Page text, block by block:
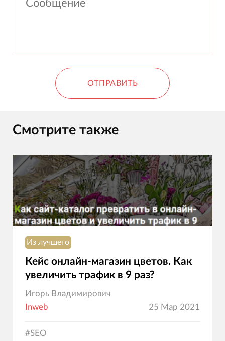
ОТПРАВИТЬ
Смотрите также
Из лучшего
Кейс онлайн-магазин цветов. Как
увеличить трафик в 9 раз?
Игорь Владимирович
Inweb
25 Мар 2021
#SEO